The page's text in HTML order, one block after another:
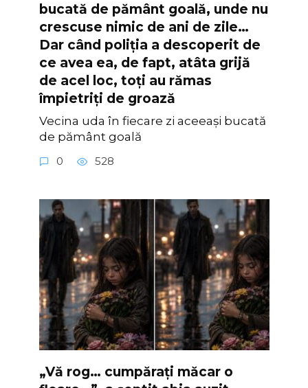
bucată de pământ goală, unde nu
crescuse nimic de ani de zile…
Dar când poliția a descoperit de
ce avea ea, de fapt, atâta grijă
de acel loc, toți au rămas
împietriți de groază
Vecina uda în fiecare zi aceeași bucată
de pământ goală
0 528
„Vă rog… cumpărați măcar o